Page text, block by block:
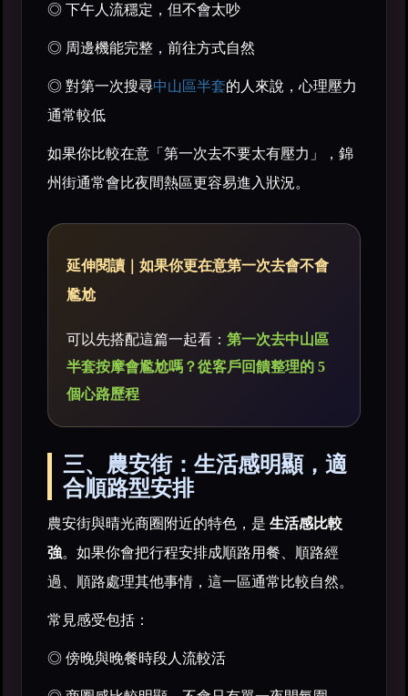
◎ 下午人流穩定，但不會太吵
◎ 周邊機能完整，前往方式自然
◎ 對第一次搜尋中山區半套的人來說，心理壓力
通常較低
如果你比較在意「第一次去不要太有壓力」，錦
州街通常會比夜間熱區更容易進入狀況。
延伸閱讀｜如果你更在意第一次去會不會
尷尬
可以先搭配這篇一起看： 第一次去中山區
半套按摩會尷尬嗎？從客戶回饋整理的 5
個心路歷程
三、農安街：生活感明顯，適
合順路型安排
農安街與晴光商圈附近的特色，是 生活感比較
強。如果你會把行程安排成順路用餐、順路經
過、順路處理其他事情，這一區通常比較自然。
常見感受包括：
◎ 傍晚與晚餐時段人流較活